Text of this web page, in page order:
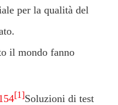
per la qualità del
il mondo fanno
[1]Soluzioni di test